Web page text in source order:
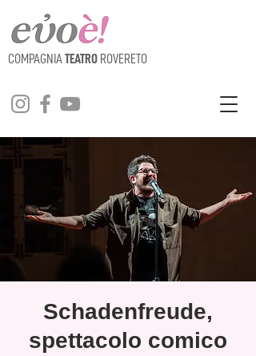
COMPAGNIATEATRO ROVERETO
Schadenfreude,
spettacolo comico